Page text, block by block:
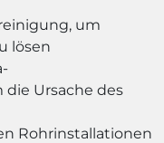
um
lösen
Ursache des
Rohrinstallationen